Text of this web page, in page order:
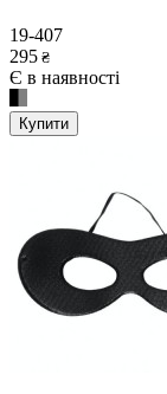
19-407
295 ₴
Є в наявності
Купити